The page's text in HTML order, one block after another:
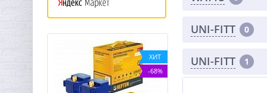
ХИТ
-68%
UNI-FITT 0
UNI-FITT 1